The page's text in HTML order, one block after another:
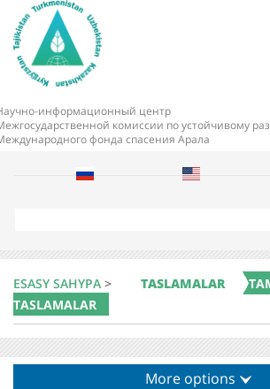
информационный центр
комиссии по устойчивому
фонда спасения Арала
r
h
ESASY SAHYPA > TASLAMALAR
TASLAMALAR
More options